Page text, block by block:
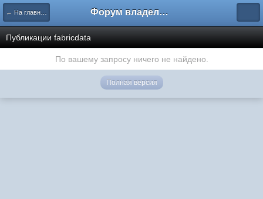
← На главную Форум владельцев интернет-магазинов
Публикации fabricdata
По вашему запросу ничего не найдено.
Полная версия